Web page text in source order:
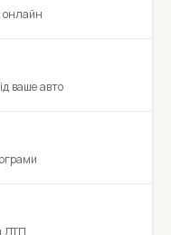
онлайн
ваше авто
ДТП